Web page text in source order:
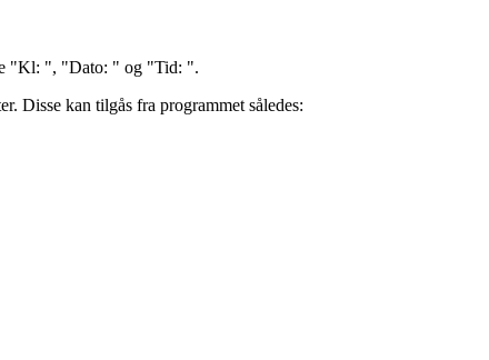
"Kl: ", "Dato: " og "Tid: ".
Disse kan tilgås fra programmet således: